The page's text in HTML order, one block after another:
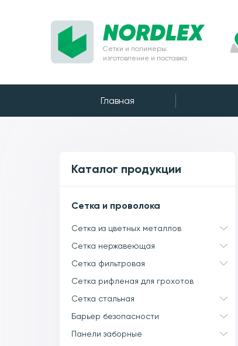
NORDLEX
Сетки и полимеры:
изготовление и поставка
Главная
Каталог продукции
Сетка и проволока
Сетка из цветных металлов
Сетка нержавеющая
Сетка фильтровая
Сетка рифленая для грохотов
Сетка стальная
Барьер безопасности
Панели заборные